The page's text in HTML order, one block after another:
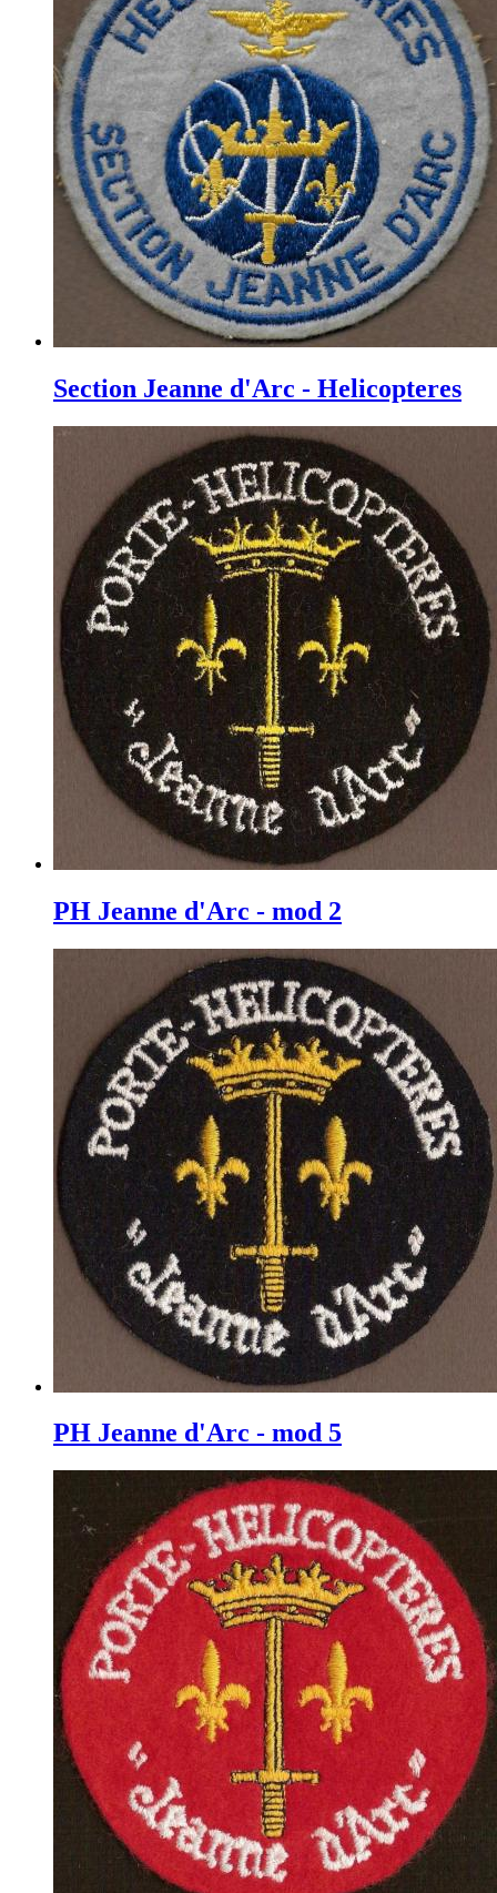
Section Jeanne d'Arc - Helicopteres
PH Jeanne d'Arc - mod 2
PH Jeanne d'Arc - mod 5